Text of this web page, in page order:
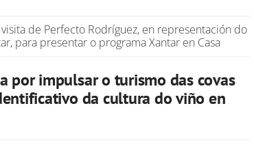
de Perfecto Rodríguez, en representación do
para presentar o programa Xantar en Casa
por impulsar o turismo das covas
da cultura do viño en